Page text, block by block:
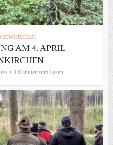
AM 4. APRIL
1 Minuten zum Lesen